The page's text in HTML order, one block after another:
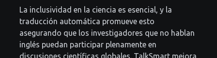
La inclusividad en la ciencia es esencial, y la
traducción automática promueve esto
asegurando que los investigadores que no hablan
inglés puedan participar plenamente en
discusiones científicas globales. TalkSmart mejora